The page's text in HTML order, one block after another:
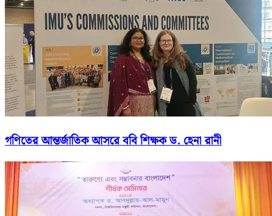
গণিতের আন্তর্জাতিক আসরে ববি শিক্ষক ড. হেনা রানী